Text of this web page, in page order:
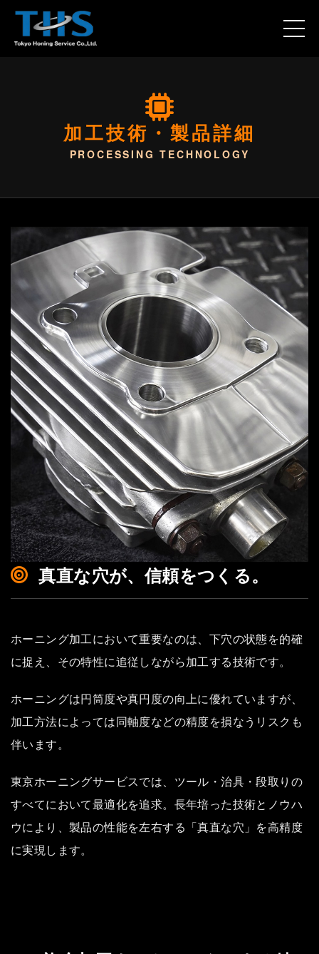
加工技術・製品詳細
PROCESSING TECHNOLOGY
真直な穴が、信頼をつくる。
ホーニング加工において重要なのは、下穴の状態を的確
に捉え、その特性に追従しながら加工する技術です。
ホーニングは円筒度や真円度の向上に優れていますが、
加工方法によっては同軸度などの精度を損なうリスクも
伴います。
東京ホーニングサービスでは、ツール・治具・段取りの
すべてにおいて最適化を追求。長年培った技術とノウハ
ウにより、製品の性能を左右する「真直な穴」を高精度
に実現します。